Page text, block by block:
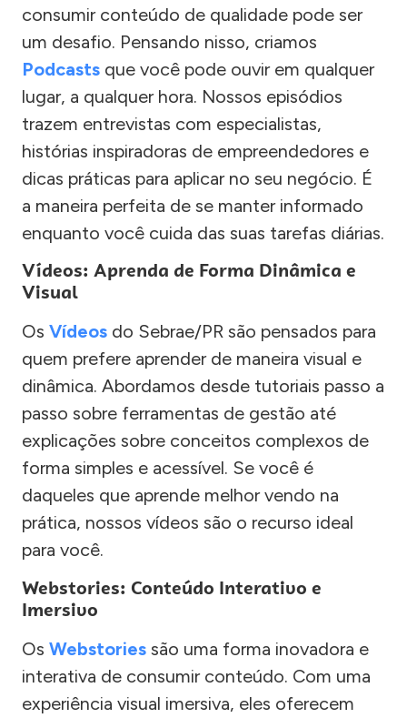
consumir conteúdo de qualidade pode ser
um desafio. Pensando nisso, criamos
Podcasts que você pode ouvir em qualquer
lugar, a qualquer hora. Nossos episódios
trazem entrevistas com especialistas,
histórias inspiradoras de empreendedores e
dicas práticas para aplicar no seu negócio. É
a maneira perfeita de se manter informado
enquanto você cuida das suas tarefas diárias.
Vídeos: Aprenda de Forma Dinâmica e
Visual
Os Vídeos do Sebrae/PR são pensados para
quem prefere aprender de maneira visual e
dinâmica. Abordamos desde tutoriais passo a
passo sobre ferramentas de gestão até
explicações sobre conceitos complexos de
forma simples e acessível. Se você é
daqueles que aprende melhor vendo na
prática, nossos vídeos são o recurso ideal
para você.
Webstories: Conteúdo Interativo e
Imersivo
Os Webstories são uma forma inovadora e
interativa de consumir conteúdo. Com uma
experiência visual imersiva, eles oferecem